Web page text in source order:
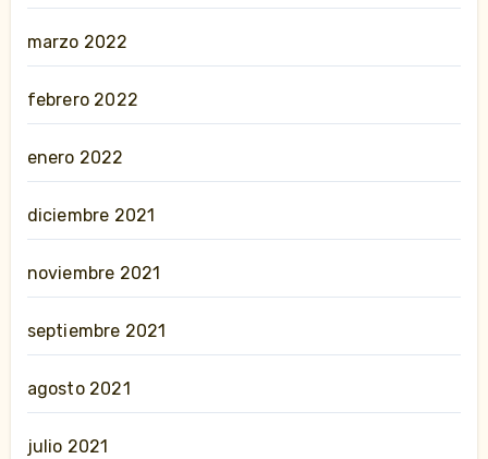
marzo 2022
febrero 2022
enero 2022
diciembre 2021
noviembre 2021
septiembre 2021
agosto 2021
julio 2021